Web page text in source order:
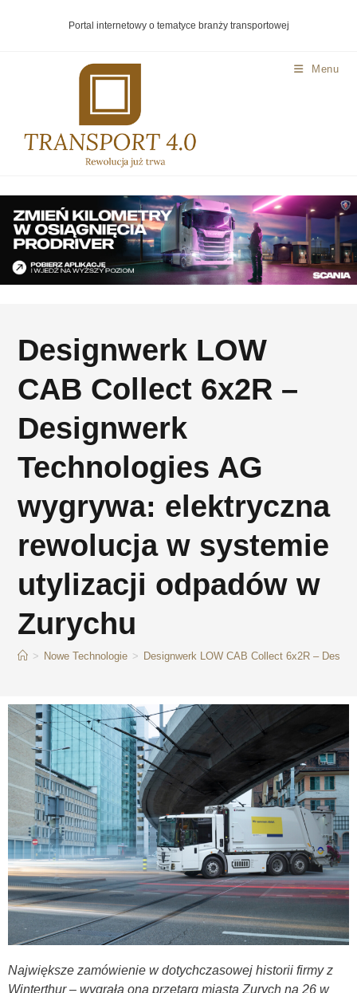
Portal internetowy o tematyce branży transportowej
Menu
Designwerk LOW
CAB Collect 6x2R –
Designwerk
Technologies AG
wygrywa: elektryczna
rewolucja w systemie
utylizacji odpadów w
Zurychu
> Nowe Technologie > Designwerk LOW CAB Collect 6x2R –
Największe zamówienie w dotychczasowej historii firmy z
Winterthur – wygrała ona przetarg miasta Zurych na 26 w